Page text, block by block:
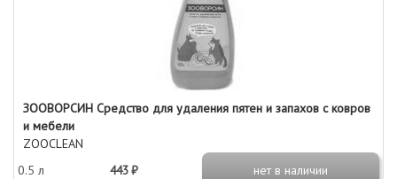
ЗООВОРСИН Средство для удаления пятен и запахов с ковров
и мебели
ZOOCLEAN
0.5 л
443 ₽ нет в наличии